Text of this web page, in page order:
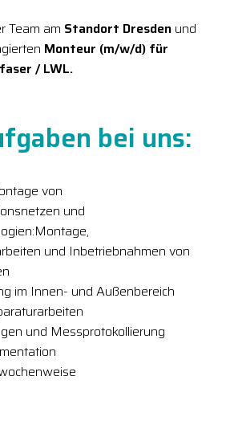
Team am Standort Dresden und
Monteur (m/w/d) für
/ LWL.
bei uns:
von
und
und Inbetriebnahmen von
im Innen- und Außenbereich
und Messprotokollierung